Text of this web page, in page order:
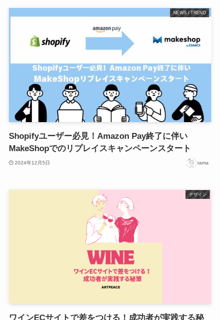
NEWS / TREND
Shopifyユーザー必見！Amazon Pay終了に伴い
MakeShopでのリプレイスキャンペーンスタート
2024年12月5日 tama
デザイン
ワインECサイトで差をつける！成功者が実践する秘